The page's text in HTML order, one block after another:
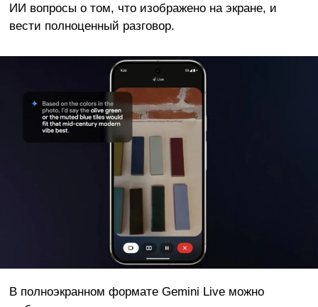
ИИ вопросы о том, что изображено на экране, и
вести полноценный разговор.
В полноэкранном формате Gemini Live можно